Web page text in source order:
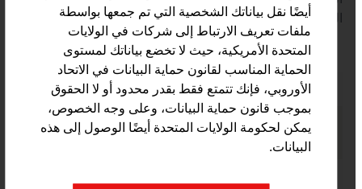
السنوي 2024
الأنفاق في النمسا
الطرق السريعة
حوالي
أيضًا نقل بياناتك الشخصية التي تم جمعها بواسطة
ملفات تعريف الارتباط إلى شركات في الولايات
المتحدة الأمريكية، حيث لا تخضع بياناتك لمستوى
الحماية المناسب لقانون حماية البيانات في الاتحاد
الأوروبي، فإنك تتمتع فقط بقدر محدود أو لا الحقوق
بموجب قانون حماية البيانات، وعلى وجه الخصوص،
يمكن لحكومة الولايات المتحدة أيضًا الوصول إلى هذه
البيانات.